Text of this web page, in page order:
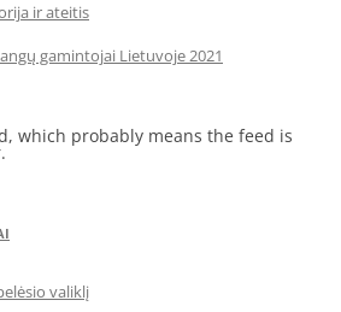
ir ateitis
gamintojai Lietuvoje 2021
which probably means the feed is
valiklį